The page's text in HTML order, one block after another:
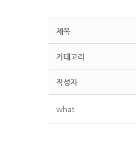
제목
카테고리
작성자
what